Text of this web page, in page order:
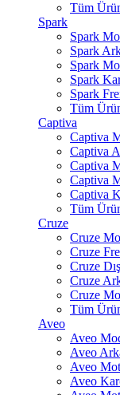
Tüm
Spark
Spark
Spark
Spark
Spark
Spark
Tüm
Captiva
Captiva
Captiva
Captiva
Captiva
Captiva
Tüm
Cruze
Cruze
Cruze
Cruze
Cruze
Cruze
Tüm
Aveo
Aveo
Aveo
Aveo
Aveo